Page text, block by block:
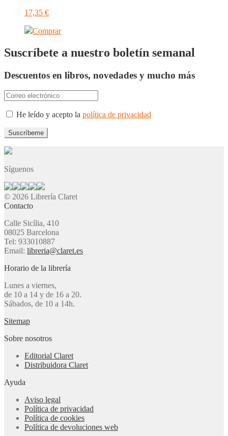
17,35 €
Comprar
Suscríbete a nuestro boletín semanal
Descuentos en libros, novedades y mucho más
He leído y acepto la política de privacidad
Síguenos
© 2026 Librería Claret
Contacto
Calle Sicília, 410
08025 Barcelona
Tel: 933010887
Email: libreria@claret.es
Horario de la librería
Lunes a viernes,
de 10 a 14 y de 16 a 20.
Sábados, de 10 a 14h.
Sitemap
Sobre nosotros
Editorial Claret
Distribuidora Claret
Ayuda
Aviso legal
Política de privacidad
Política de cookies
Política de devoluciones web